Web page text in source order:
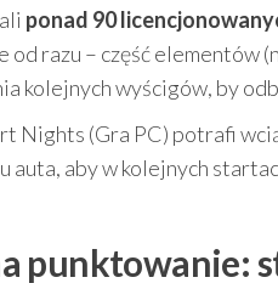
ponad 90
razu – część elementów
kolejnych wyścigów, by
Nights (Gra PC) potrafi
auta, aby w kolejnych
punktowanie: